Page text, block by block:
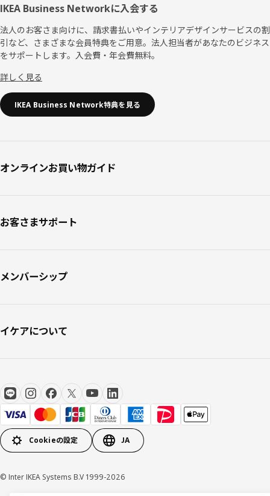
IKEA Business Networkに入会する
法人のお客さま向けに、請求書払いやインテリアデザインサービスの割
引など、さまざまな会員特典をご用意。法人担当者があなたのビジネス
をサポートします。入会費・年会費無料。
詳しく見る
IKEA Business Network特典を見る
オンラインお買い物ガイド
お客さまサポート
メンバーシップ
イケアについて
Cookieの設定 JA
© Inter IKEA Systems B.V 1999-2026